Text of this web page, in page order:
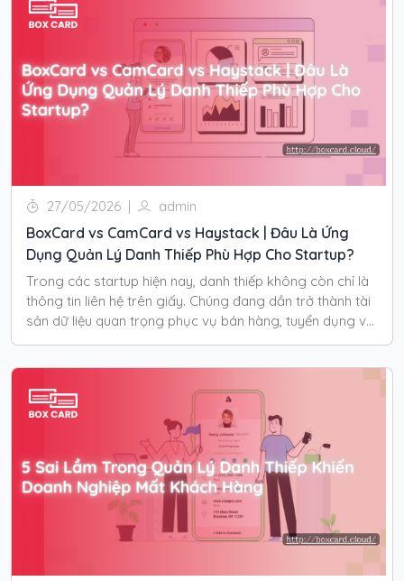
27/05/2026 | admin
BoxCard vs CamCard vs Haystack | Đâu Là Ứng
Dụng Quản Lý Danh Thiếp Phù Hợp Cho Startup?
Trong các startup hiện nay, danh thiếp không còn chỉ là
thông tin liên hệ trên giấy. Chúng đang dần trở thành tài
sản dữ liệu quan trọng phục vụ bán hàng, tuyển dụng và